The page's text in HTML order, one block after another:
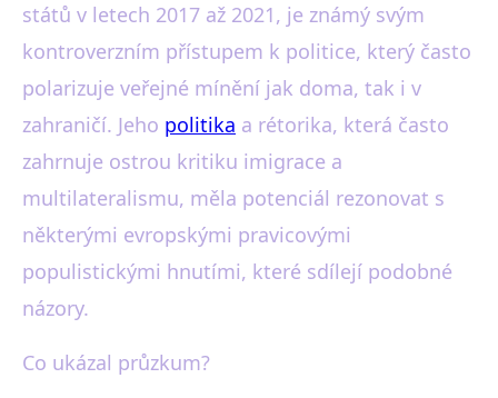
států v letech 2017 až 2021, je známý svým
kontroverzním přístupem k politice, který často
polarizuje veřejné mínění jak doma, tak i v
zahraničí. Jeho politika a rétorika, která často
zahrnuje ostrou kritiku imigrace a
multilateralismu, měla potenciál rezonovat s
některými evropskými pravicovými
populistickými hnutími, které sdílejí podobné
názory.
Co ukázal průzkum?